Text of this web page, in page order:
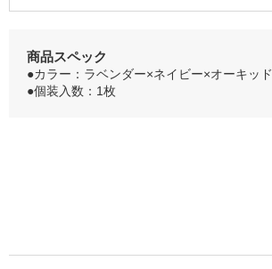
商品スペック
●カラー：ラベンダー×ネイビー×オーキッド
●個装入数：1枚